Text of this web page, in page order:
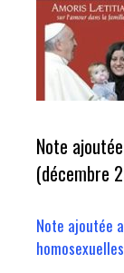
Note
(décembre
Note ajoutée